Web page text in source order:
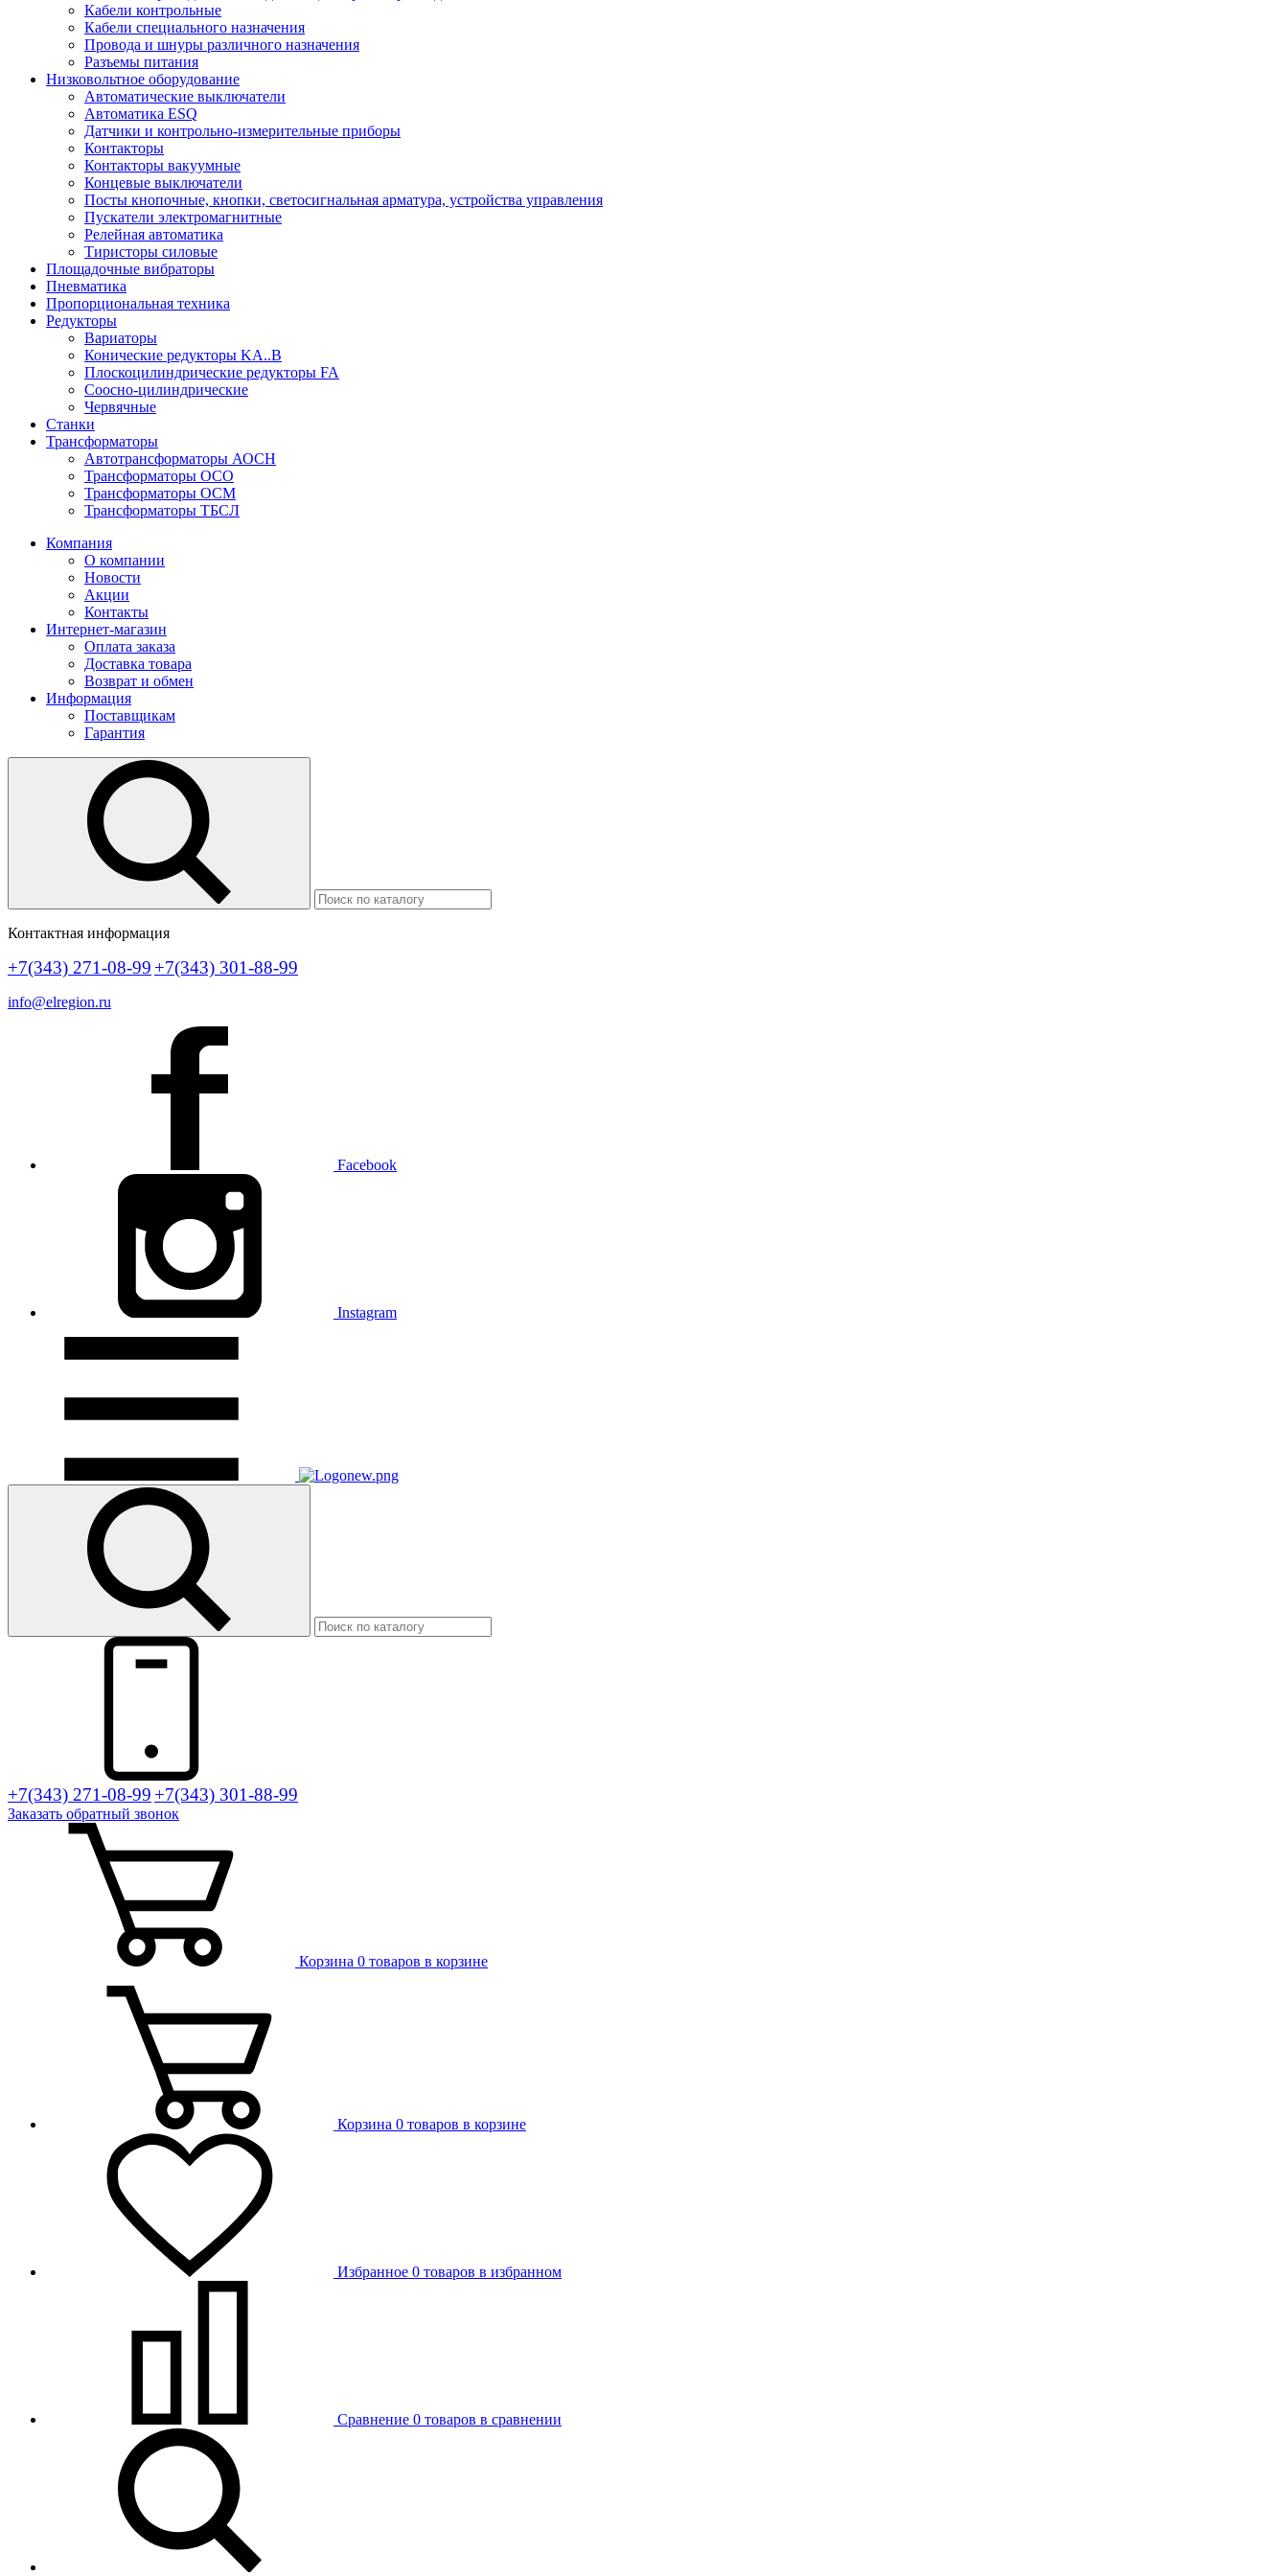
Кабели контрольные
Кабели специального назначения
Провода и шнуры различного назначения
Разъемы питания
Низковольтное оборудование
Автоматические выключатели
Автоматика ESQ
Датчики и контрольно-измерительные приборы
Контакторы
Контакторы вакуумные
Концевые выключатели
Посты кнопочные, кнопки, светосигнальная арматура, устройства управления
Пускатели электромагнитные
Релейная автоматика
Тиристоры силовые
Площадочные вибраторы
Пневматика
Пропорциональная техника
Редукторы
Вариаторы
Конические редукторы KA..B
Плоскоцилиндрические редукторы FA
Соосно-цилиндрические
Червячные
Станки
Трансформаторы
Автотрансформаторы АОСН
Трансформаторы ОСО
Трансформаторы ОСМ
Трансформаторы ТБСЛ
Компания
О компании
Новости
Акции
Контакты
Интернет-магазин
Оплата заказа
Доставка товара
Возврат и обмен
Информация
Поставщикам
Гарантия
Контактная информация
+7(343) 271-08-99 +7(343) 301-88-99
info@elregion.ru
Facebook
Instagram
+7(343) 271-08-99 +7(343) 301-88-99
Заказать обратный звонок
Корзина 0 товаров в корзине
Корзина 0 товаров в корзине
Избранное 0 товаров в избранном
Сравнение 0 товаров в сравнении